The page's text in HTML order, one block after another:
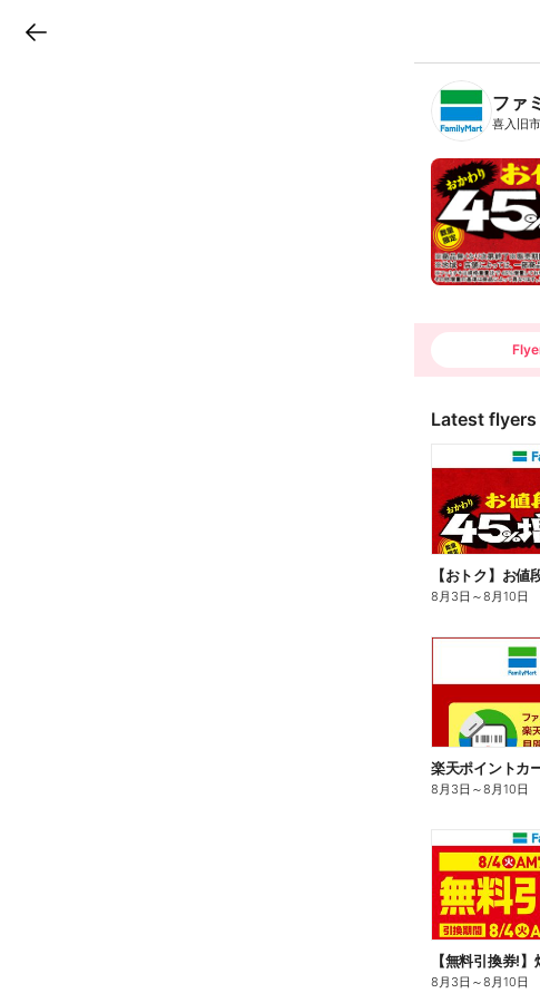
B
n
T
ファ
喜入旧市
Latest flyers
8月3日 ～8月10日
8月3日 ～8月10日
8月3日 ～8月10日